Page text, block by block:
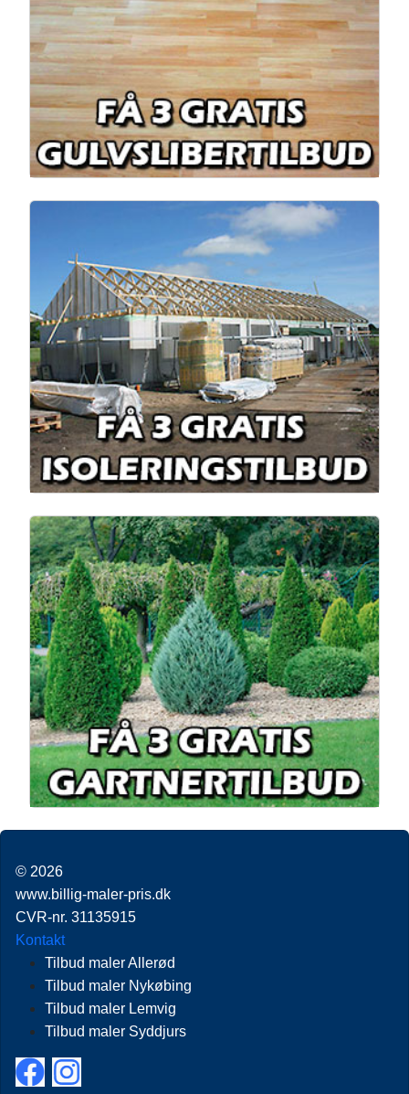
© 2026
www.billig-maler-pris.dk
CVR-nr. 31135915
Kontakt
Tilbud maler Allerød
Tilbud maler Nykøbing
Tilbud maler Lemvig
Tilbud maler Syddjurs